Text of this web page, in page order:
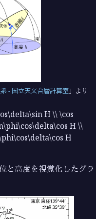
- 国立天文台暦計算室 より
H \\ \cos
H \\
H
と高度を視覚化したグラ